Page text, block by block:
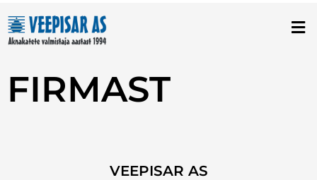
to
content
FIRMAST
VEEPISAR AS